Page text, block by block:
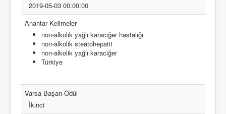
2019-05-03 00:00:00
Anahtar Kelimeler
non-alkolik yağlı karaciğer hastalığı
non-alkolik steatohepatit
non-alkolik yağlı karaciğer
Türkiye
Varsa Başarı-Ödül
İkinci